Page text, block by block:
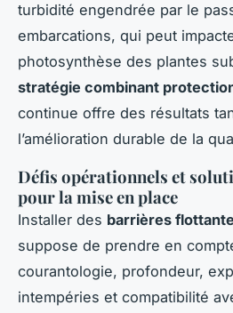
turbidité engendrée par le
embarcations, qui peut
photosynthèse des plantes
stratégie combinant
continue offre des résultats
l’amélioration durable de la
Défis opérationnels et
pour la mise en place
Installer des barrières
suppose de prendre en
courantologie, profondeur,
intempéries et compatibilité